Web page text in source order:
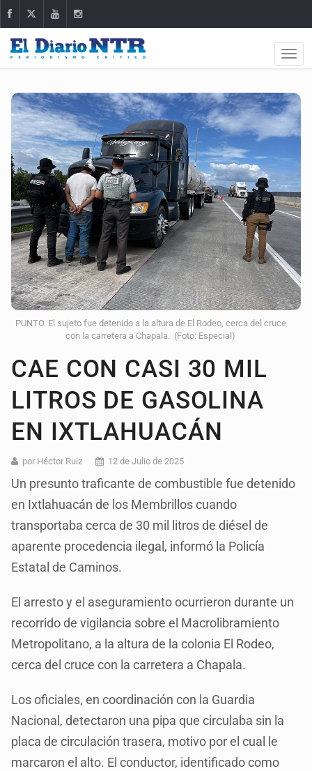
PUNTO. El sujeto fue detenido a la altura de El Rodeo, cerca del cruce
con la carretera a Chapala. (Foto: Especial)
CAE CON CASI 30 MIL
LITROS DE GASOLINA
EN IXTLAHUACÁN
por Héctor Ruiz 12 de Julio de 2025
Un presunto traficante de combustible fue detenido
en Ixtlahuacán de los Membrillos cuando
transportaba cerca de 30 mil litros de diésel de
aparente procedencia ilegal, informó la Policía
Estatal de Caminos.
El arresto y el aseguramiento ocurrieron durante un
recorrido de vigilancia sobre el Macrolibramiento
Metropolitano, a la altura de la colonia El Rodeo,
cerca del cruce con la carretera a Chapala.
Los oficiales, en coordinación con la Guardia
Nacional, detectaron una pipa que circulaba sin la
placa de circulación trasera, motivo por el cual le
marcaron el alto. El conductor, identificado como